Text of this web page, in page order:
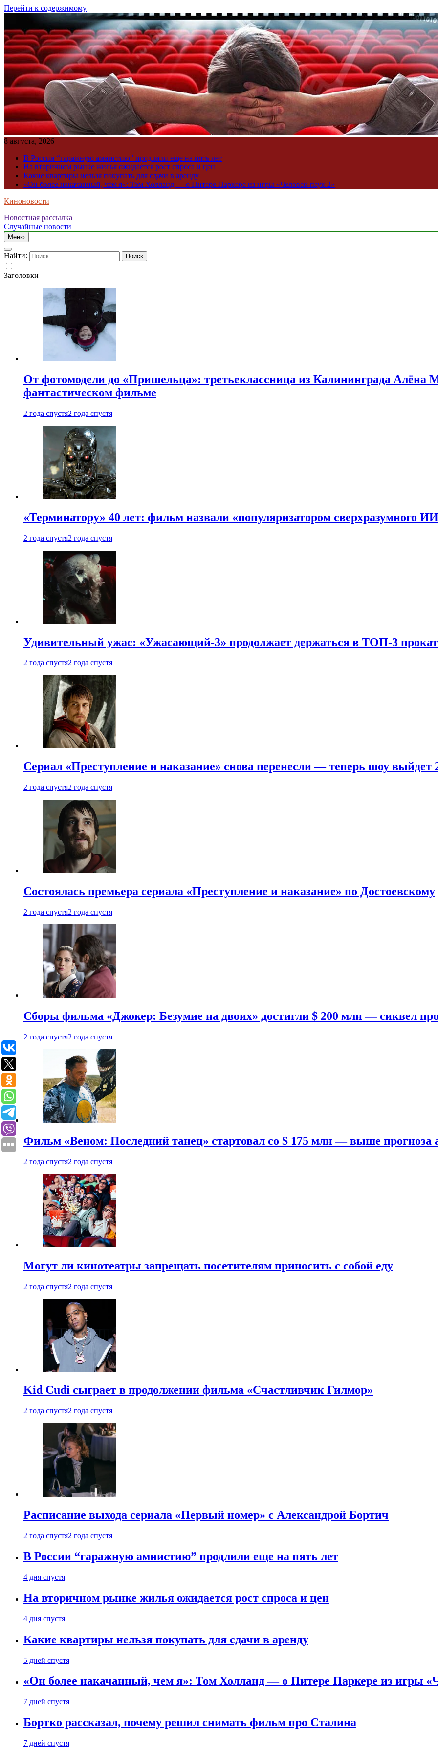
Перейти к содержимому
8 августа, 2026
В России “гаражную амнистию” продлили еще на пять лет
На вторичном рынке жилья ожидается рост спроса и цен
Какие квартиры нельзя покупать для сдачи в аренду
«Он более накачанный, чем я»: Том Холланд — о Питере Паркере из игры «Человек-паук 2»
Киноновости
Новостная рассылка
Случайные новости
Меню
Найти:
Заголовки
От фотомодели до «Пришельца»: третьеклассница из Калининграда Алёна
фантастическом фильме
2 года спустя2 года спустя
«Терминатору» 40 лет: фильм назвали «популяризатором сверхразумного
2 года спустя2 года спустя
Удивительный ужас: «Ужасающий-3» продолжает держаться в ТОП-3
2 года спустя2 года спустя
Сериал «Преступление и наказание» снова перенесли — теперь шоу выйдет
2 года спустя2 года спустя
Состоялась премьера сериала «Преступление и наказание» по Достоевскому
2 года спустя2 года спустя
Сборы фильма «Джокер: Безумие на двоих» достигли $ 200 млн — сиквел
2 года спустя2 года спустя
Фильм «Веном: Последний танец» стартовал со $ 175 млн — выше прогноза
2 года спустя2 года спустя
Могут ли кинотеатры запрещать посетителям приносить с собой еду
2 года спустя2 года спустя
Kid Cudi сыграет в продолжении фильма «Счастливчик Гилмор»
2 года спустя2 года спустя
Расписание выхода сериала «Первый номер» с Александрой Бортич
2 года спустя2 года спустя
В России “гаражную амнистию” продлили еще на пять лет
4 дня спустя
На вторичном рынке жилья ожидается рост спроса и цен
4 дня спустя
Какие квартиры нельзя покупать для сдачи в аренду
5 дней спустя
«Он более накачанный, чем я»: Том Холланд — о Питере Паркере из игры
7 дней спустя
Бортко рассказал, почему решил снимать фильм про Сталина
7 дней спустя